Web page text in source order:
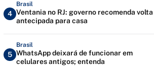
4
Brasil
Ventania no RJ: governo recomenda volta
antecipada para casa
5
Brasil
WhatsApp deixará de funcionar em
celulares antigos; entenda